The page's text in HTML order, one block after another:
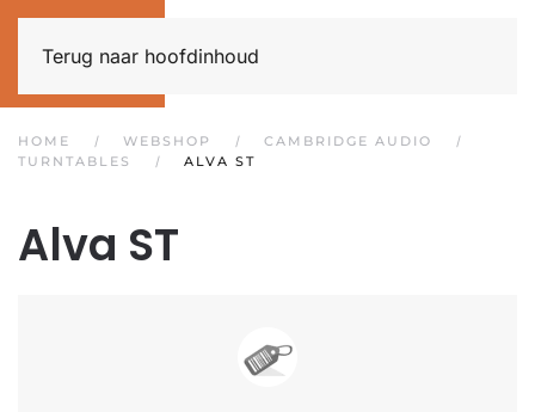
Terug naar hoofdinhoud
HOME WEBSHOP
CAMBRIDGE AUDIO
TURNTABLES
ALVA ST
Alva ST